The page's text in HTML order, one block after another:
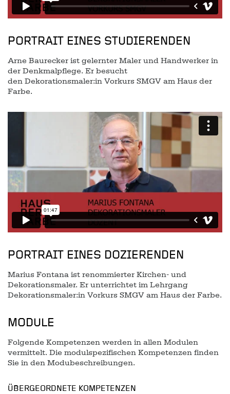
PORTRAIT EINES STUDIERENDEN
Arne Baurecker ist gelernter Maler und Handwerker in
der Denkmalpflege. Er besucht
den Dekorationsmaler:in Vorkurs SMGV am Haus der
Farbe.
PORTRAIT EINES DOZIERENDEN
Marius Fontana ist renommierter Kirchen- und
Dekorationsmaler. Er unterrichtet im Lehrgang
Dekorationsmaler:in Vorkurs SMGV am Haus der Farbe.
MODULE
Folgende Kompetenzen werden in allen Modulen
vermittelt. Die modulspezifischen Kompetenzen finden
Sie in den Modubeschreibungen.
ÜBERGEORDNETE KOMPETENZEN